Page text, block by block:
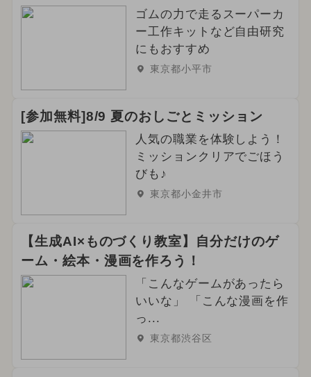
ゴムの力で走るスーパーカ
ー工作キットなど自由研究
にもおすすめ
東京都小平市
[参加無料]8/9 夏のおしごとミッション
人気の職業を体験しよう！
ミッションクリアでごほう
びも♪
東京都小金井市
【生成AI×ものづくり教室】自分だけのゲ
ーム・絵本・漫画を作ろう！
「こんなゲームがあったら
いいな」 「こんな漫画を作
っ...
東京都渋谷区